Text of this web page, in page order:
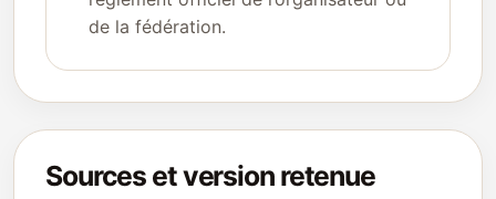
de la fédération.
Sources et version retenue